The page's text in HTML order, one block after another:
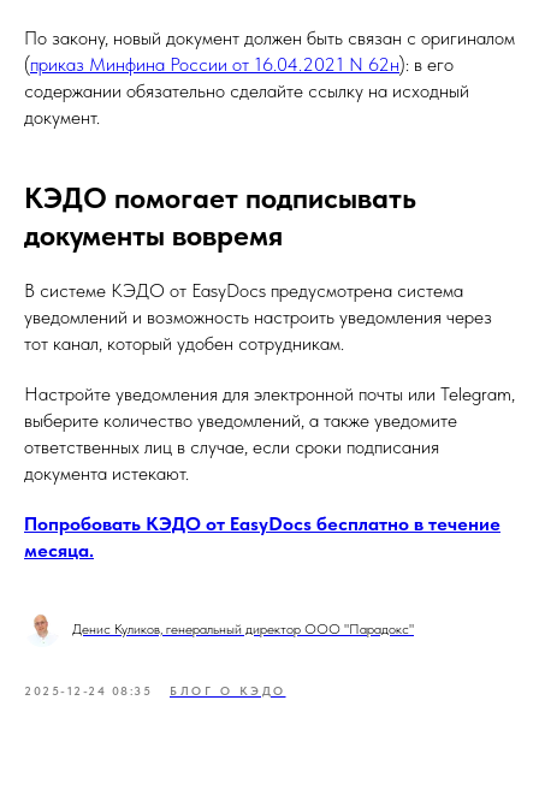
По закону, новый документ должен быть связан с оригиналом
(приказ Минфина России от 16.04.2021 N 62н): в его
содержании обязательно сделайте ссылку на исходный
документ.
КЭДО помогает подписывать
документы вовремя
В системе КЭДО от EasyDocs предусмотрена система
уведомлений и возможность настроить уведомления через
тот канал, который удобен сотрудникам.
Настройте уведомления для электронной почты или Telegram,
выберите количество уведомлений, а также уведомите
ответственных лиц в случае, если сроки подписания
документа истекают.
Попробовать КЭДО от EasyDocs бесплатно в течение
месяца.
Денис Куликов, генеральный директор ООО "Парадокс"
2025-12-24 08:35 БЛОГ О КЭДО